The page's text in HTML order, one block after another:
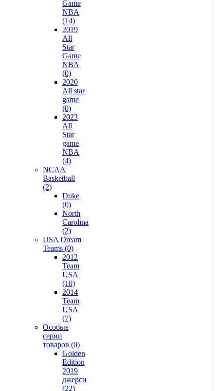
Game
NBA
(14)
2019
All
Star
Game
NBA
(0)
2020
All star
game
(0)
2023
All
Star
game
NBA
(4)
NCAA
Basketball
(2)
Duke
(0)
North
Carolina
(2)
USA Dream
Teams (0)
2012
Team
USA
(10)
2014
Team
USA
(7)
Особые
серии
товаров (0)
Golden
Edition
2019
джерси
(22)